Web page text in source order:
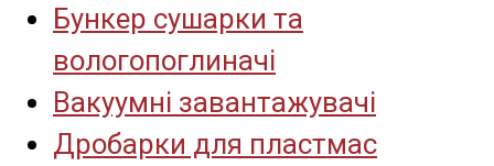
Бункер сушарки та
вологопоглиначі
Вакуумні завантажувачі
Дробарки для пластмас